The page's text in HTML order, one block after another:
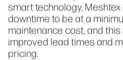
smart technology,
downtime to be at a
maintenance cost, and
improved lead times and
pricing.